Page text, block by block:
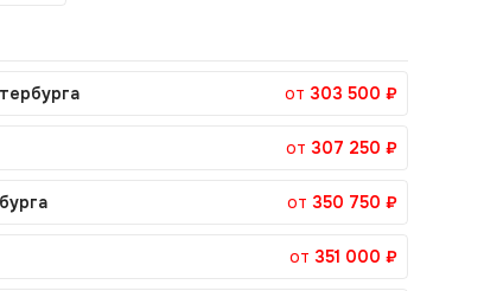
от 303 500 ₽
от 307 250 ₽
от 350 750 ₽
от 351 000 ₽